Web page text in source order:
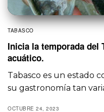
TABASCO
Inicia la temporada del
acuático.
Tabasco es un estado
su gastronomía tan
OCTUBRE 24, 2023